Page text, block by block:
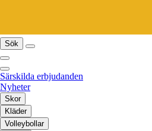
Sök
Särskilda erbjudanden
Nyheter
Skor
Kläder
Volleybollar